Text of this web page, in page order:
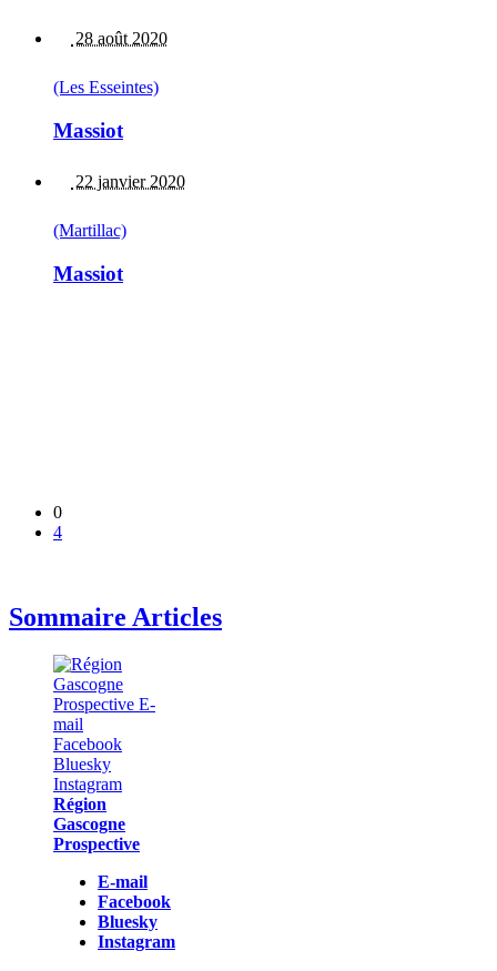
28 août 2020
(Les Esseintes)
Massiot
22 janvier 2020
(Martillac)
Massiot
0
4
Sommaire Articles
Région
Gascogne
Prospective
E-mail
Facebook
Bluesky
Instagram